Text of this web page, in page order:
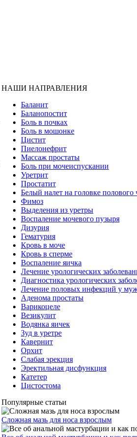
НАШИ НАПРАВЛЕНИЯ
Баланит
Баланопостит
Боль в почках
Боль в мошонке
Цистит
Пиелонефрит
Массаж простаты
Боль при мочеиспускании
Уретрит
Простатит
Белый налет на головке полового
Фимоз
Выделения из уретры
Воспаление мочевого пузыря
Дизурия
Гематурия
Кровь в моче
Кровь в сперме
Воспаление яичка
Лечение урологических
Диагностика урологических
Лечение половых инфекций у
Аденома простаты
Варикоцеле
Везикулит
Водянка яичек
Зуд в уретре
Кавернит
Орхит
Слабая эрекция
Эректильная дисфункция
Катетер
Цистостома
Популярные статьи
Сложная мазь для носа взрослым